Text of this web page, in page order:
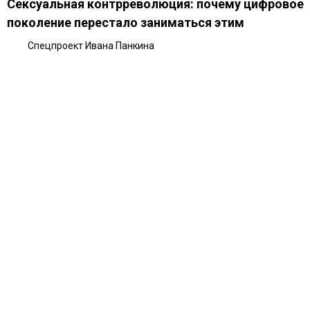
Сексуальная контрреволюция: почему цифровое
поколение перестало заниматься этим
Спецпроект Ивана Панкина